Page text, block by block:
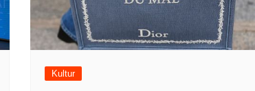
Kultur